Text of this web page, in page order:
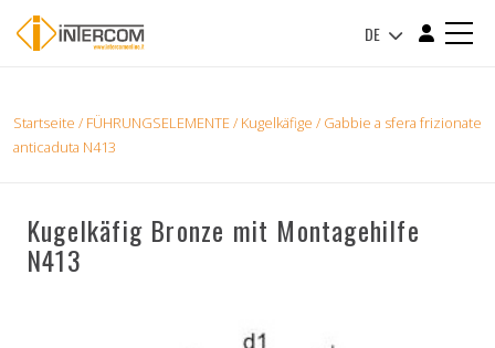
DE
Startseite / FÜHRUNGSELEMENTE/ Kugelkäfige / Gabbie a sfera frizionate
anticaduta N413
Kugelkäfig Bronze mit Montagehilfe
N413